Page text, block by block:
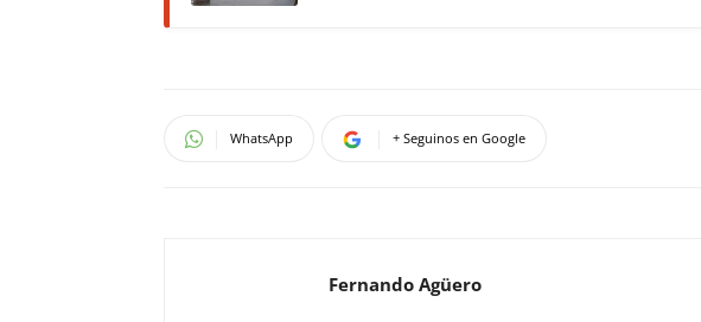
WhatsApp + Seguinos en Google
Fernando Agüero